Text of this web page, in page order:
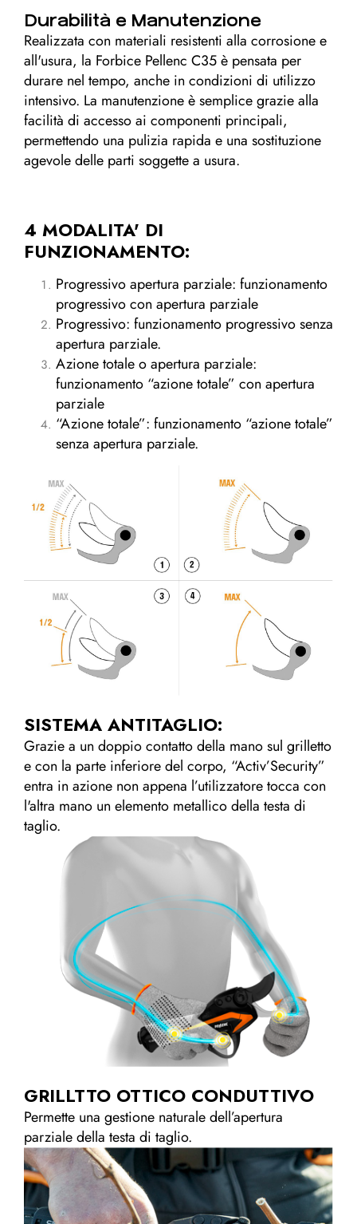
Durabilità e Manutenzione
Realizzata con materiali resistenti alla corrosione e
all'usura, la Forbice Pellenc C35 è pensata per
durare nel tempo, anche in condizioni di utilizzo
intensivo. La manutenzione è semplice grazie alla
facilità di accesso ai componenti principali,
permettendo una pulizia rapida e una sostituzione
agevole delle parti soggette a usura.
4 MODALITA' DI
FUNZIONAMENTO:
Progressivo apertura parziale: funzionamento
progressivo con apertura parziale
Progressivo: funzionamento progressivo senza
apertura parziale.
Azione totale o apertura parziale:
funzionamento “azione totale” con apertura
parziale
“Azione totale”: funzionamento “azione totale”
senza apertura parziale.
SISTEMA ANTITAGLIO:
Grazie a un doppio contatto della mano sul grilletto
e con la parte inferiore del corpo, “Activ’Security”
entra in azione non appena l’utilizzatore tocca con
l'altra mano un elemento metallico della testa di
taglio.
GRILLTTO OTTICO CONDUTTIVO
Permette una gestione naturale dell’apertura
parziale della testa di taglio.